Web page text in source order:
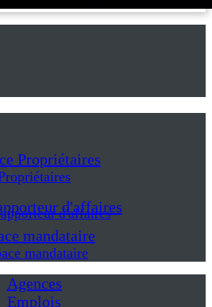
Propriétaires
d'affaires
d'affaires
mandataire
mandataire
Agences
Emplois